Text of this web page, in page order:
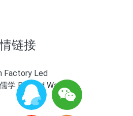
链接
Factory Led
儒学 Reward Watch